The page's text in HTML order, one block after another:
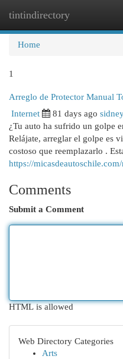
tintindirectory
Home
1
Arreglo de Protector Manual
Internet 81 days ago
¿Tu auto ha sufrido un golpe
Relájate, arreglar el golpe es
costoso que reemplazarlo .
https://
Comments
Submit a Comment
HTML is allowed
Web Directory Categories
Arts